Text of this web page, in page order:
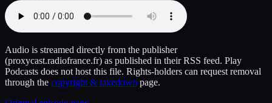
Audio is streamed directly from the publisher
(proxycast.radiofrance.fr) as published in their RSS feed. Play
Podcasts does not host this file. Rights-holders can request removal
through the copyright & takedown page.